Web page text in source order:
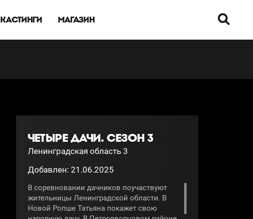
КАСТИНГИ МАГАЗИН
ЧЕТЫРЕ ДАЧИ. СЕЗОН 3
Ленинградская область 3
Добавлен: 21.06.2025
В соревновании дачников поучаствуют
жительницы Ленинградской области. В
Новой Ропше Татьяна покажет свою